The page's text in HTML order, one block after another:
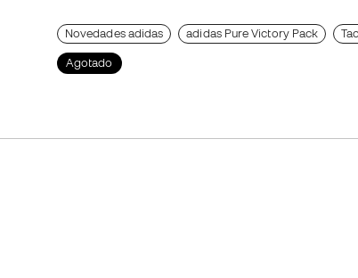
Novedades adidas adidas Pure Victory Pack
Agotado